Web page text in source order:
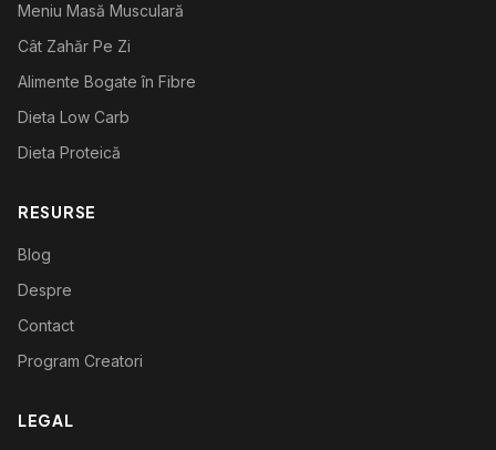
Meniu Masă Musculară
Cât Zahăr Pe Zi
Alimente Bogate în Fibre
Dieta Low Carb
Dieta Proteică
RESURSE
Blog
Despre
Contact
Program Creatori
LEGAL